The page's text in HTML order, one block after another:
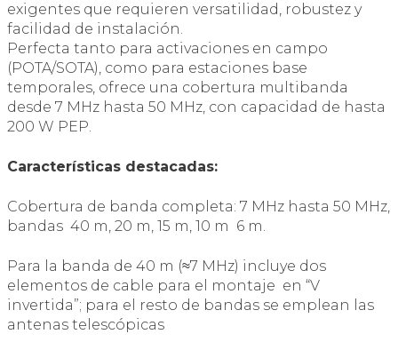
exigentes que requieren versatilidad, robustez y
facilidad de instalación.
Perfecta tanto para activaciones en campo
(POTA/SOTA), como para estaciones base
temporales, ofrece una cobertura multibanda
desde 7 MHz hasta 50 MHz, con capacidad de hasta
200 W PEP.
Características destacadas:
Cobertura de banda completa: 7 MHz hasta 50 MHz,
bandas 40 m, 20 m, 15 m, 10 m 6 m.
Para la banda de 40 m (≈7 MHz) incluye dos
elementos de cable para el montaje en “V
invertida”; para el resto de bandas se emplean las
antenas telescópicas